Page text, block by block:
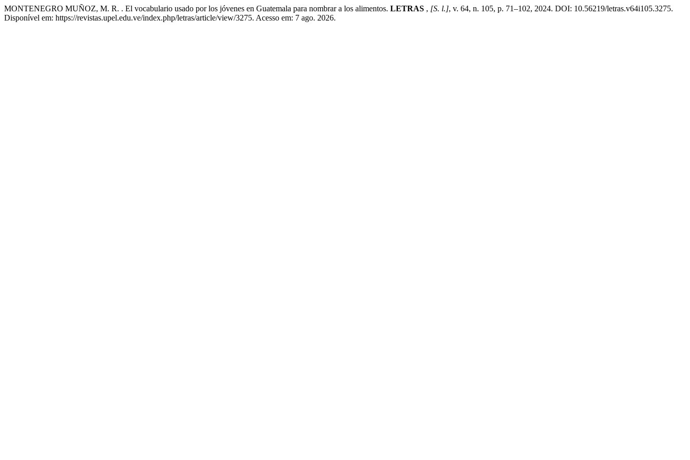
MONTENEGRO MUÑOZ, M. R. . El vocabulario usado por los jóvenes en Guatemala para nombrar a los alimentos. LETRAS , [S. l.], v. 64, n. 105, p. 71–102, 2024. DOI: 10.56219/letras.v64i105.3275.
Disponível em: https://revistas.upel.edu.ve/index.php/letras/article/view/3275. Acesso em: 7 ago. 2026.